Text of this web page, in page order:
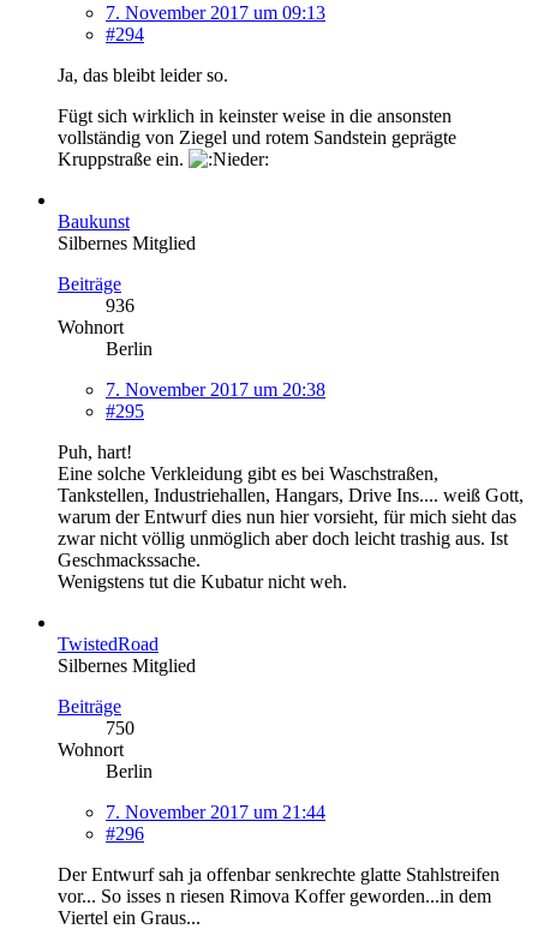
7. November 2017 um 09:13
#294
Ja, das bleibt leider so.
Fügt sich wirklich in keinster weise in die ansonsten
vollständig von Ziegel und rotem Sandstein geprägte
Kruppstraße ein.
Baukunst
Silbernes Mitglied
Beiträge
936
Wohnort
Berlin
7. November 2017 um 20:38
#295
Puh, hart!
Eine solche Verkleidung gibt es bei Waschstraßen,
Tankstellen, Industriehallen, Hangars, Drive Ins.... weiß Gott,
warum der Entwurf dies nun hier vorsieht, für mich sieht das
zwar nicht völlig unmöglich aber doch leicht trashig aus. Ist
Geschmackssache.
Wenigstens tut die Kubatur nicht weh.
TwistedRoad
Silbernes Mitglied
Beiträge
750
Wohnort
Berlin
7. November 2017 um 21:44
#296
Der Entwurf sah ja offenbar senkrechte glatte Stahlstreifen
vor... So isses n riesen Rimova Koffer geworden...in dem
Viertel ein Graus...